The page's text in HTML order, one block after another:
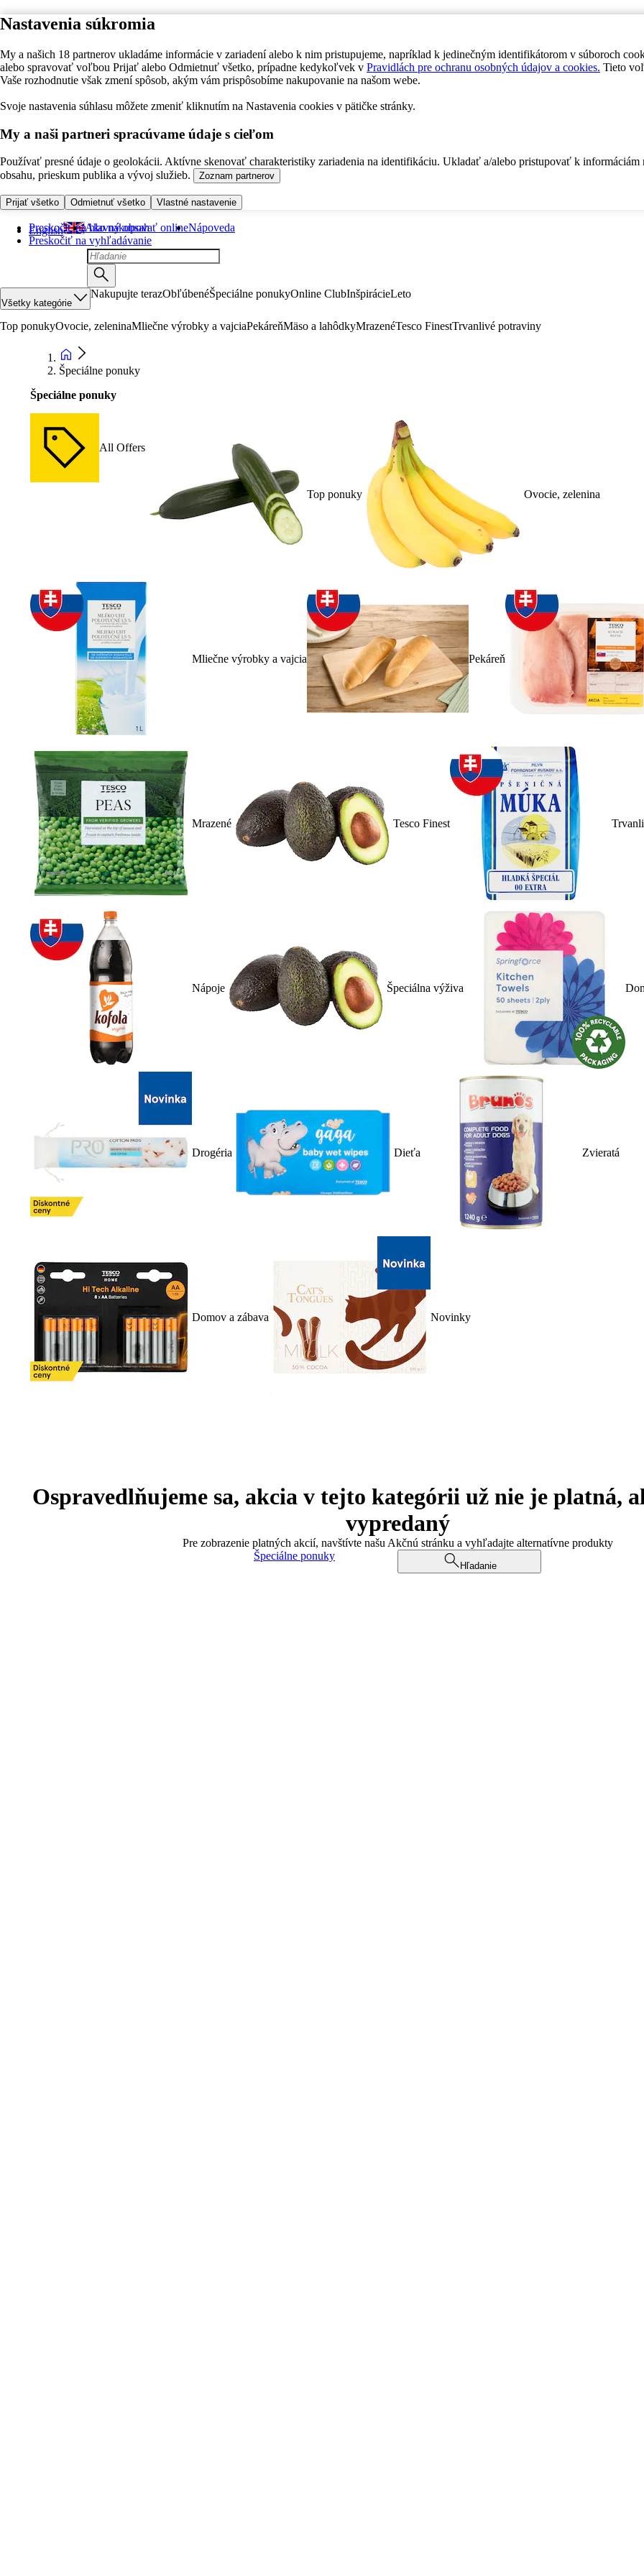
Nastavenia súkromia
My a našich 18 partnerov ukladáme informácie v zariadení alebo k nim pristupujeme, napríklad k jedinečným identifikátorom v súboroch
alebo spravovať voľbou Prijať alebo Odmietnuť všetko, prípadne kedykoľvek v Pravidlách pre ochranu osobných údajov a cookies. Tieto
Vaše rozhodnutie však zmení spôsob, akým vám prispôsobíme nakupovanie na našom webe.
Svoje nastavenia súhlasu môžete zmeniť kliknutím na Nastavenia cookies v pätičke stránky.
My a naši partneri spracúvame údaje s cieľom
Používať presné údaje o geolokácii. Aktívne skenovať charakteristiky zariadenia na identifikáciu. Ukladať a/alebo pristupovať k informáciám
obsahu, prieskum publika a vývoj služieb.
Zoznam partnerov
Prijať všetko Odmietnuť všetko Vlastné nastavenie
Preskočiť na hlavný obsah
Preskočiť na vyhľadávanie
English Ako nakupovať onlineNápoveda
Všetky kategórie
Nakupujte terazObľúbenéŠpeciálne ponukyOnline ClubInšpirácieLeto
Top ponukyOvocie, zeleninaMliečne výrobky a vajciaPekáreňMäso a lahôdkyMrazenéTesco FinestTrvanlivé potraviny
Špeciálne ponuky
Špeciálne ponuky
All Offers
Top ponuky Ovocie, zelenina
Mliečne výrobky a vajcia Pekáreň
Mrazené Tesco Finest
Nápoje Špeciálna výživa
Drogéria Dieťa Zvieratá
Domov a zábava Novinky
Ospravedlňujeme sa, akcia v tejto kategórii už nie je platná,
vypredaný
Pre zobrazenie platných akcií, navštívte našu Akčnú stránku a vyhľadajte alternatívne produkty
Špeciálne ponuky
Hľadanie